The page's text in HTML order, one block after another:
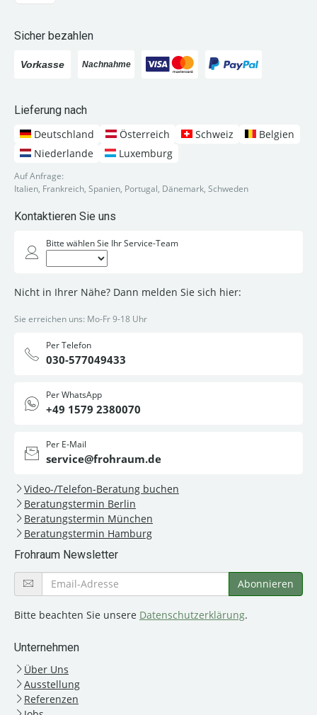
Sicher bezahlen
Lieferung nach
Deutschland
Österreich Schweiz
Belgien
Niederlande
Luxemburg
Auf Anfrage:
Italien, Frankreich, Spanien, Portugal, Dänemark, Schweden
Kontaktieren Sie uns
Bitte wählen Sie Ihr Service-Team
Nicht in Ihrer Nähe? Dann melden Sie sich hier:
Sie erreichen uns: Mo-Fr 9-18 Uhr
Per Telefon
030-577049433
Per WhatsApp
+49 1579 2380070
Per E-Mail
service@frohraum.de
Video-/Telefon-Beratung buchen
Beratungstermin Berlin
Beratungstermin München
Beratungstermin Hamburg
Frohraum Newsletter
Bitte beachten Sie unsere Datenschutzerklärung.
Unternehmen
Über Uns
Ausstellung
Referenzen